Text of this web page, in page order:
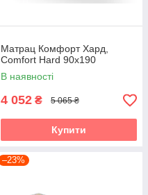
Матрац Комфорт Хард,
Comfort Hard 90х190
В наявності
4 052 ₴ 5 065 ₴
Купити
–23%